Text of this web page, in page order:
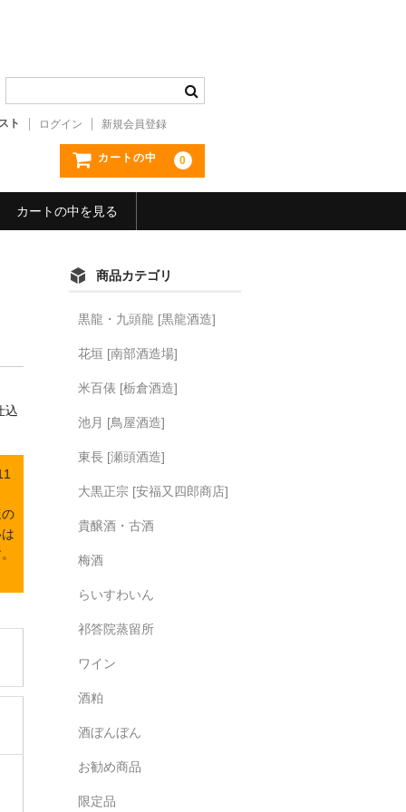
ト ログイン 新規会員登録
カートの中 0
カートの中を見る
込
商品カテゴリ
黒龍・九頭龍 [黒龍酒造]
花垣 [南部酒造場]
米百俵 [栃倉酒造]
池月 [鳥屋酒造]
東長 [瀬頭酒造]
大黒正宗 [安福又四郎商店]
貴醸酒・古酒
梅酒
らいすわいん
祁答院蒸留所
ワイン
酒粕
酒ぼんぼん
お勧め商品
限定品